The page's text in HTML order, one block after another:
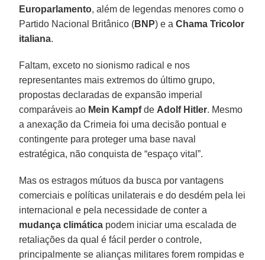
Europarlamento, além de legendas menores como o
Partido Nacional Britânico (BNP) e aChama Tricolor
italiana.
Faltam, exceto no sionismo radical e nos
representantes mais extremos do último grupo,
propostas declaradas de expansão imperial
comparáveis ao Mein Kampfde Adolf Hitler. Mesmo
a anexação da Crimeia foi uma decisão pontual e
contingente para proteger uma base naval
estratégica, não conquista de “espaço vital”.
Mas os estragos mútuos da busca por vantagens
comerciais e políticas unilaterais e do desdém pela lei
internacional e pela necessidade de conter a
mudança climática podem iniciar uma escalada de
retaliações da qual é fácil perder o controle,
principalmente se alianças militares forem rompidas e